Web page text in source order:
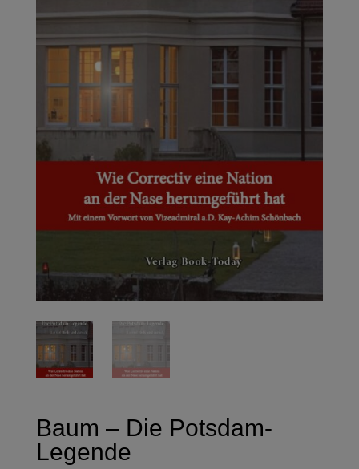
Baum – Die Potsdam-
Legende